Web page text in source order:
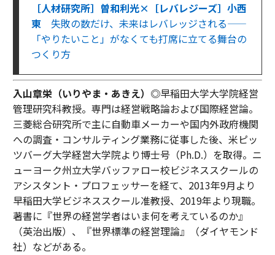
［人材研究所］曽和利光×［レバレジーズ］小西
東 失敗の数だけ、未来はレバレッジされる——
「やりたいこと」がなくても打席に立てる舞台の
つくり方
入山章栄（いりやま・あきえ）◎早稲田大学大学院経営
管理研究科教授。専門は経営戦略論および国際経営論。
三菱総合研究所で主に自動車メーカーや国内外政府機関
への調査・コンサルティング業務に従事した後、米ピッ
ツバーグ大学経営大学院より博士号（Ph.D.）を取得。ニ
ューヨーク州立大学バッファロー校ビジネススクールの
アシスタント・プロフェッサーを経て、2013年9月より
早稲田大学ビジネススクール准教授、2019年より現職。
著書に『世界の経営学者はいま何を考えているのか』
（英治出版）、『世界標準の経営理論』（ダイヤモンド
社）などがある。